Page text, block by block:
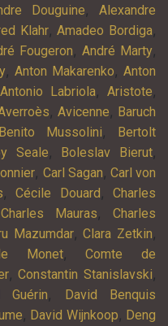
Douguine, Alexandre
Klahr,Amadeo Bordiga,
Fougeron, André Marty,
, Anton Makarenko, Anton
Antonio Labriola,Aristote,
, Avicenne, Baruch
Benito Mussolini,
Bertolt
Seale, Boleslav Bierut,
, Carl Sagan, Carl von
,Cécile Douard ,Charles
Charles Mauras, Charles
Mazumdar,Clara Zetkin,
Monet,Comte de
,Constantin Stanislavski,
Guérin,
David Benquis
, David Wijnkoop, Deng